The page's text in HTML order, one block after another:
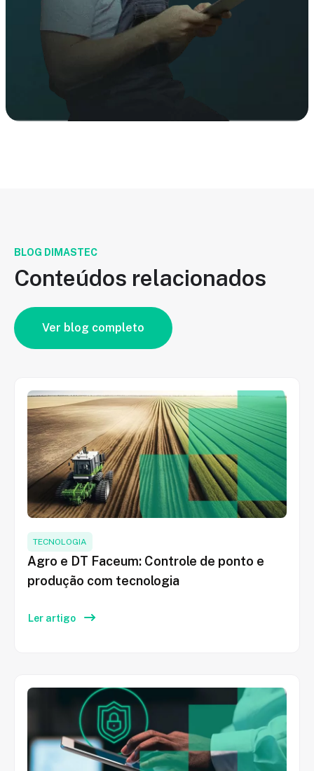
BLOG DIMASTEC
Conteúdos relacionados
Ver blog completo
TECNOLOGIA
Agro e DT Faceum: Controle de ponto e
produção com tecnologia
Ler artigo